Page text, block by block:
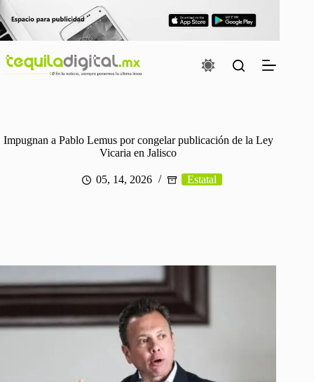
Saltar
al
contenido
Impugnan a Pablo Lemus por congelar publicación de la Ley
Vicaria en Jalisco
05, 14, 2026 Estatal